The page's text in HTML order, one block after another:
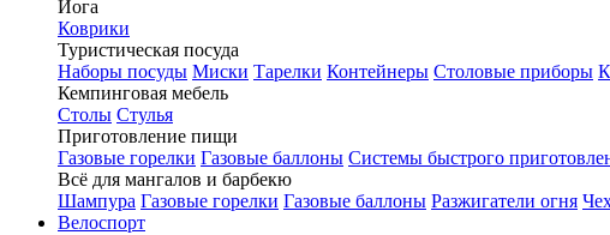
Йога
Коврики
Туристическая посуда
Наборы посуды Миски Тарелки Контейнеры Столовые приборы
Кемпинговая мебель
Столы Стулья
Приготовление пищи
Газовые горелки Газовые баллоны Системы быстрого
Всё для мангалов и барбекю
Шампура Газовые горелки Газовые баллоны Разжигатели огня
Велоспорт